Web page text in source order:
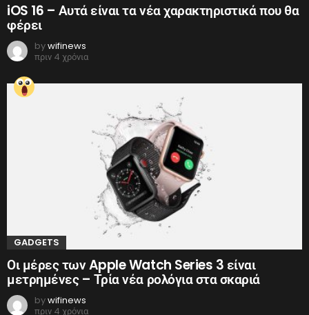
iOS 16 – Αυτά είναι τα νέα χαρακτηριστικά που θα
φέρει
bywifinews
πριν 4 χρόνια
GADGETS
Οι μέρες των Apple Watch Series 3 είναι
μετρημένες – Τρία νέα ρολόγια στα σκαριά
bywifinews
πριν 4 χρόνια